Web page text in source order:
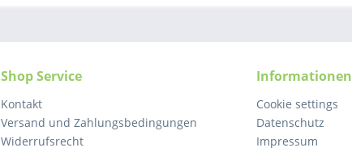
Shop Service
Kontakt
Versand und Zahlungsbedingungen
Widerrufsrecht
Informationen
Cookie settings
Datenschutz
Impressum